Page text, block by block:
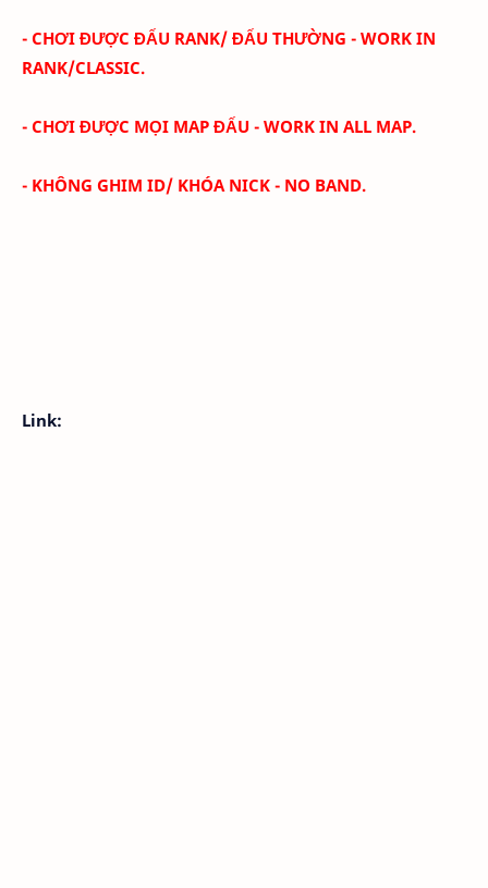
- CHƠI ĐƯỢC ĐẤU RANK/ ĐẤU THƯỜNG - WORK IN
RANK/CLASSIC.
- CHƠI ĐƯỢC MỌI MAP ĐẤU - WORK IN ALL MAP.
- KHÔNG GHIM ID/ KHÓA NICK - NO BAND.
Link: